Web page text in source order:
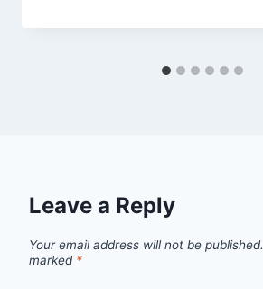
Leave a Reply
Your email address will not be published.
marked *